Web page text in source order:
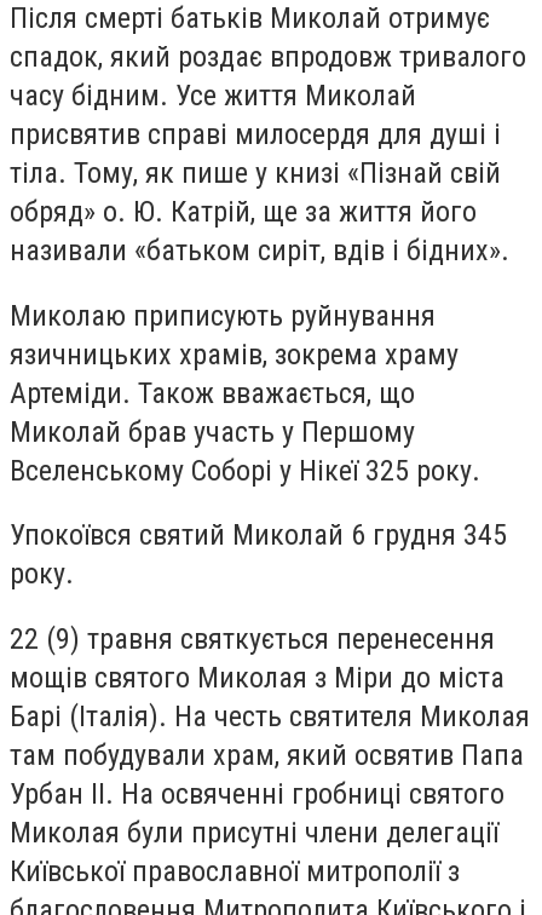
Після смерті батьків Миколай отримує
спадок, який роздає впродовж тривалого
часу бідним. Усе життя Миколай
присвятив справі милосердя для душі і
тіла. Тому, як пише у книзі «Пізнай свій
обряд» о. Ю. Катрій, ще за життя його
називали «батьком сиріт, вдів і бідних».
Миколаю приписують руйнування
язичницьких храмів, зокрема храму
Артеміди. Також вважається, що
Миколай брав участь у Першому
Вселенському Соборі у Нікеї 325 року.
Упокоївся святий Миколай 6 грудня 345
року.
22 (9) травня святкується перенесення
мощів святого Миколая з Міри до міста
Барі (Італія). На честь святителя Миколая
там побудували храм, який освятив Папа
Урбан ІІ. На освяченні гробниці святого
Миколая були присутні члени делегації
Київської православної митрополії з